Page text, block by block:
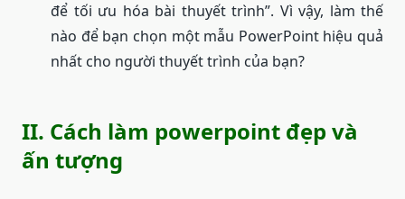
để tối ưu hóa bài thuyết trình”. Vì vậy, làm thế
nào để bạn chọn một mẫu PowerPoint hiệu quả
nhất cho người thuyết trình của bạn?
II. Cách làm powerpoint đẹp và
ấn tượng